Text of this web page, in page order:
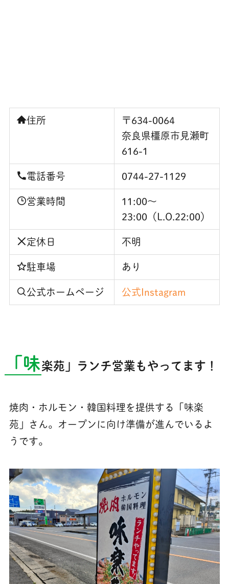
住所
〒634-0064
奈良県橿原市見瀬町
616-1
電話番号 0744-27-1129
営業時間
11:00～
23:00（L.O.22:00）
定休日 不明
駐車場 あり
公式ホームページ 公式Instagram
「味楽苑」ランチ営業もやってます！
焼肉・ホルモン・韓国料理を提供する「味楽
苑」さん。オープンに向け準備が進んでいるよ
うです。